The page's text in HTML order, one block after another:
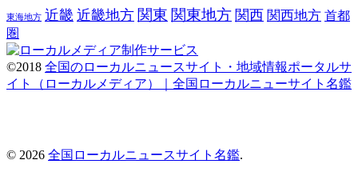
東海地方 近畿 近畿地方 関東 関東地方 関西 関西地方 首都
圏
©2018 全国のローカルニュースサイト・地域情報ポータルサ
イト（ローカルメディア）｜全国ローカルニューサイト名鑑
© 2026 全国ローカルニュースサイト名鑑.